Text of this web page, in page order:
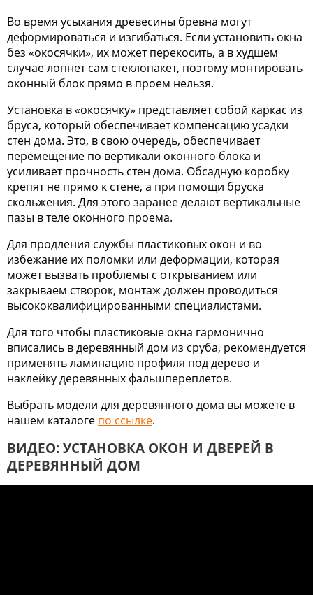
Во время усыхания древесины бревна могут
деформироваться и изгибаться. Если установить окна
без «окосячки», их может перекосить, а в худшем
случае лопнет сам стеклопакет, поэтому монтировать
оконный блок прямо в проем нельзя.
Установка в «окосячку» представляет собой каркас из
бруса, который обеспечивает компенсацию усадки
стен дома. Это, в свою очередь, обеспечивает
перемещение по вертикали оконного блока и
усиливает прочность стен дома. Обсадную коробку
крепят не прямо к стене, а при помощи бруска
скольжения. Для этого заранее делают вертикальные
пазы в теле оконного проема.
Для продления службы пластиковых окон и во
избежание их поломки или деформации, которая
может вызвать проблемы с открыванием или
закрываем створок, монтаж должен проводиться
высококвалифицированными специалистами.
Для того чтобы пластиковые окна гармонично
вписались в деревянный дом из сруба, рекомендуется
применять ламинацию профиля под дерево и
наклейку деревянных фальшпереплетов.
Выбрать модели для деревянного дома вы можете в
нашем каталоге по ссылке.
ВИДЕО: УСТАНОВКА ОКОН И ДВЕРЕЙ В
ДЕРЕВЯННЫЙ ДОМ